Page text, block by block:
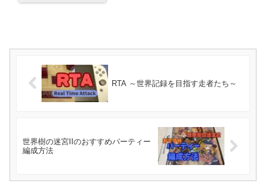
RTA ～世界記録を目指す走者たち～
世界樹の迷宮IIのおすすめパーティー
編成方法